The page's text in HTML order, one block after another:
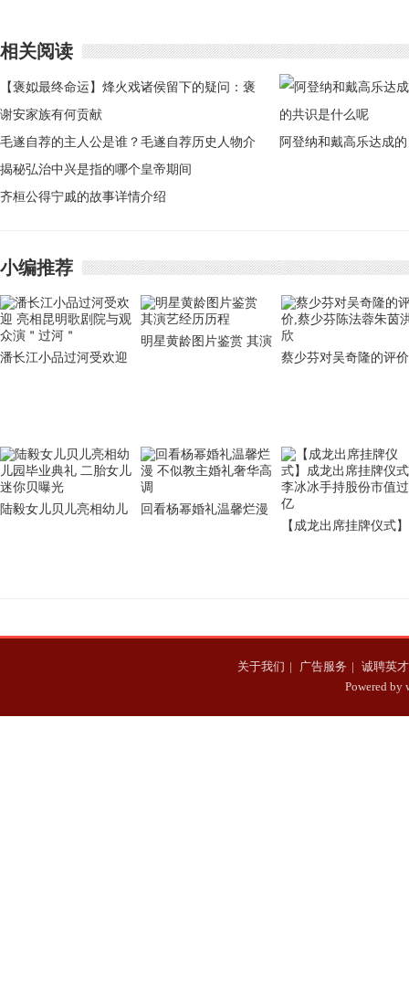
相关阅读
【褒姒最终命运】烽火戏诸侯留下的疑问：褒
姒最终命运如何
谢安家族有何贡献
毛遂自荐的主人公是谁？毛遂自荐历史人物介
绍
揭秘弘治中兴是指的哪个皇帝期间
齐桓公得宁戚的故事详情介绍
阿登纳和戴高乐达成的
小编推荐
潘长江小品过河受欢迎
明星黄龄图片鉴赏 其演
蔡少芬对吴奇隆的评
陆毅女儿贝儿亮相幼儿
回看杨幂婚礼温馨烂漫
【成龙出席挂牌仪式】
关于我们 | 广告服务 | 诚聘英才
Powered by